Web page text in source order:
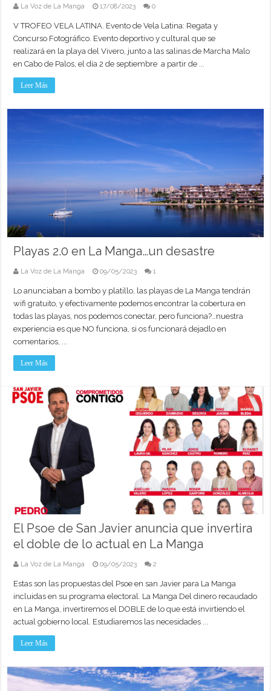
La Voz de La Manga 17/08/2023 0
V TROFEO VELA LATINA. Evento de Vela Latina: Regata y
Concurso Fotográfico. Evento deportivo y cultural que se
realizará en la playa del Vivero, junto a las salinas de Marcha Malo
en Cabo de Palos, el día 2 de septiembre a partir de ...
Leer Más
Playas 2.0 en La Manga…un desastre
La Voz de La Manga 09/05/2023 1
Lo anunciaban a bombo y platillo, las playas de La Manga tendrán
wifi gratuito, y efectivamente podemos encontrar la cobertura en
todas las playas, nos podemos conectar, pero funciona?…nuestra
experiencia es que NO funciona, si os funcionará dejadlo en
comentarios, ...
Leer Más
El Psoe de San Javier anuncia que invertira
el doble de lo actual en La Manga
La Voz de La Manga 09/05/2023 2
Estas son las propuestas del Psoe en san Javier para La Manga
incluidas en su programa electoral. La Manga Del dinero recaudado
en La Manga, invertiremos el DOBLE de lo que está invirtiendo el
actual gobierno local. Estudiaremos las necesidades ...
Leer Más